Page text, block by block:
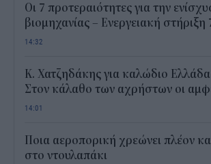
Οι 7 προτεραιότητες για την
βιομηχανίας – Ενεργειακή στήριξη
14:32
Κ. Χατζηδάκης για καλώδιο
Στον κάλαθο των αχρήστων οι
14:01
Ποια αεροπορική χρεώνει πλέον
στο ντουλαπάκι